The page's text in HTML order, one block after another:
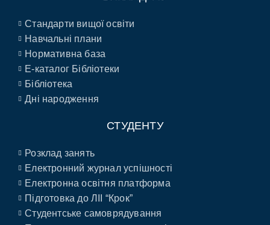
Стандарти вищої освіти
Навчальні плани
Нормативна база
E-каталог Бібліотеки
Бібліотека
Дні народження
СТУДЕНТУ
Розклад занять
Електронний журнал успішності
Електронна освітня платформа
Підготовка до ЛІІ “Крок”
Студентське самоврядування